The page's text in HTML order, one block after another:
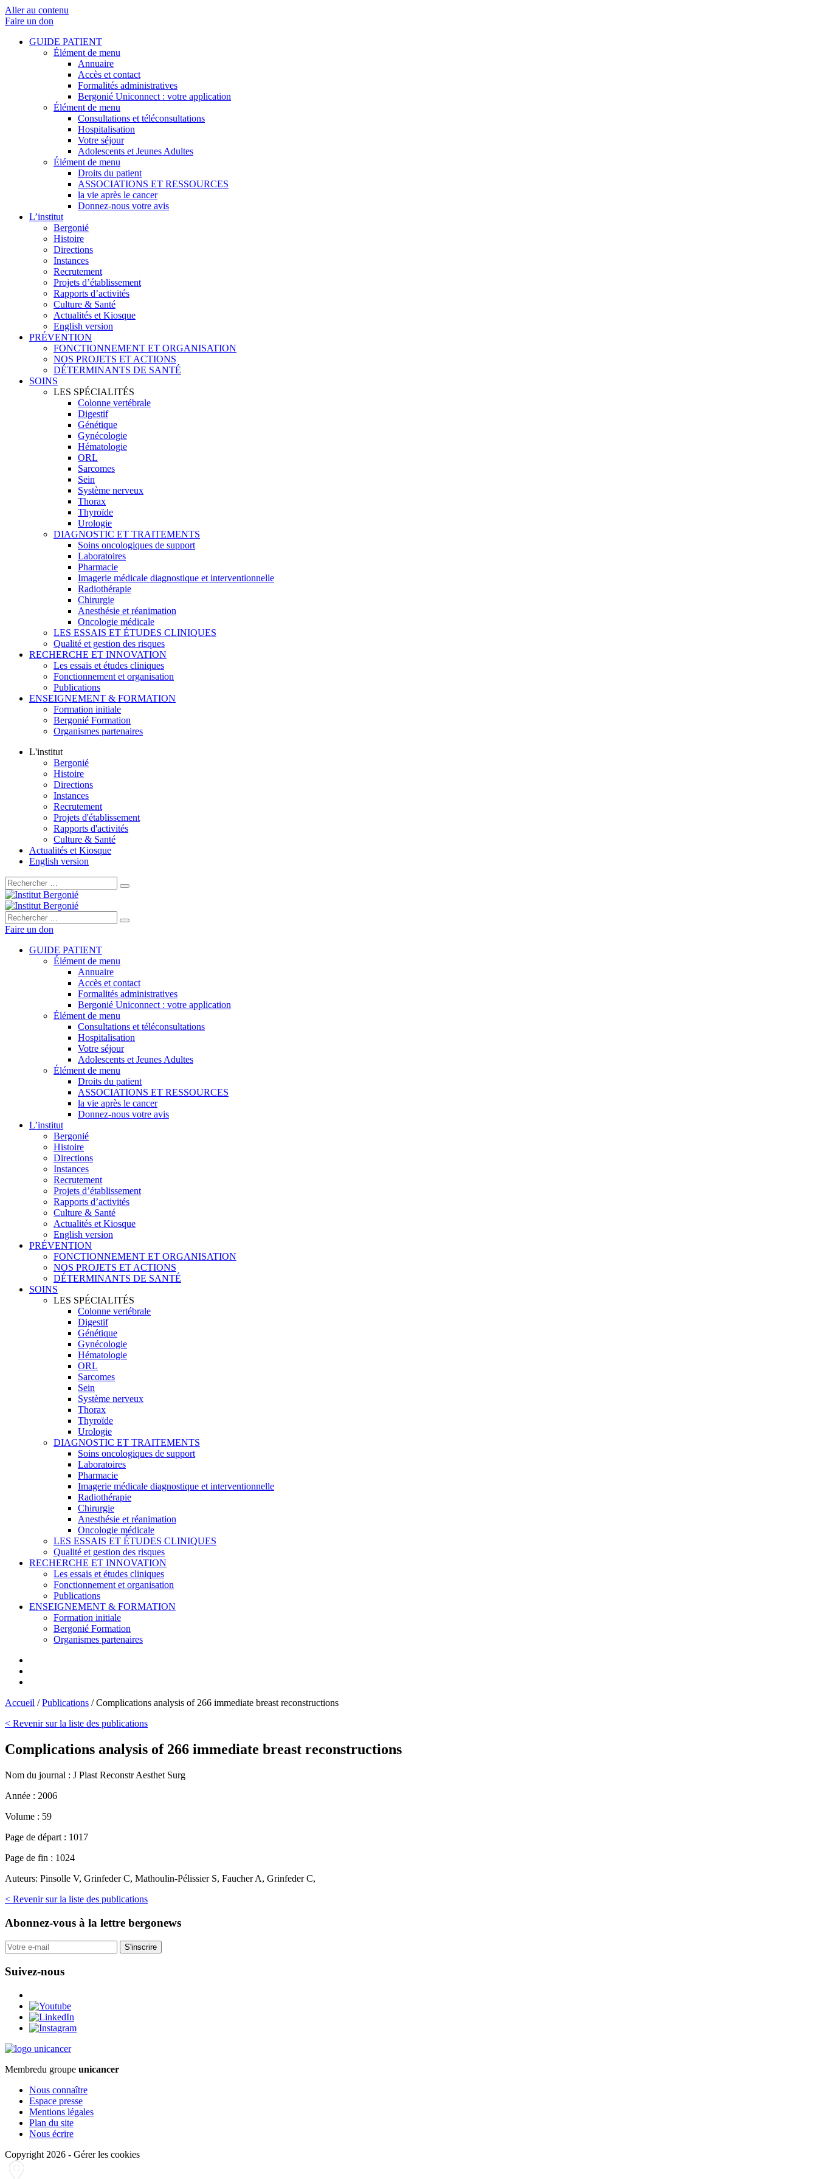
Aller au contenu
Faire un don
GUIDE PATIENT
Élément de menu
Annuaire
Accès et contact
Formalités administratives
Bergonié Uniconnect : votre application
Élément de menu
Consultations et téléconsultations
Hospitalisation
Votre séjour
Adolescents et Jeunes Adultes
Élément de menu
Droits du patient
ASSOCIATIONS ET RESSOURCES
la vie après le cancer
Donnez-nous votre avis
L’institut
Bergonié
Histoire
Directions
Instances
Recrutement
Projets d’établissement
Rapports d’activités
Culture & Santé
Actualités et Kiosque
English version
PRÉVENTION
FONCTIONNEMENT ET ORGANISATION
NOS PROJETS ET ACTIONS
DÉTERMINANTS DE SANTÉ
SOINS
LES SPÉCIALITÉS
Colonne vertébrale
Digestif
Génétique
Gynécologie
Hématologie
ORL
Sarcomes
Sein
Système nerveux
Thorax
Thyroïde
Urologie
DIAGNOSTIC ET TRAITEMENTS
Soins oncologiques de support
Laboratoires
Pharmacie
Imagerie médicale diagnostique et interventionnelle
Radiothérapie
Chirurgie
Anesthésie et réanimation
Oncologie médicale
LES ESSAIS ET ÉTUDES CLINIQUES
Qualité et gestion des risques
RECHERCHE ET INNOVATION
Les essais et études cliniques
Fonctionnement et organisation
Publications
ENSEIGNEMENT & FORMATION
Formation initiale
Bergonié Formation
Organismes partenaires
L'institut
Bergonié
Histoire
Directions
Instances
Recrutement
Projets d'établissement
Rapports d'activités
Culture & Santé
Actualités et Kiosque
English version
Rechercher :
Rechercher :
Faire un don
GUIDE PATIENT
Élément de menu
Annuaire
Accès et contact
Formalités administratives
Bergonié Uniconnect : votre application
Élément de menu
Consultations et téléconsultations
Hospitalisation
Votre séjour
Adolescents et Jeunes Adultes
Élément de menu
Droits du patient
ASSOCIATIONS ET RESSOURCES
la vie après le cancer
Donnez-nous votre avis
L’institut
Bergonié
Histoire
Directions
Instances
Recrutement
Projets d’établissement
Rapports d’activités
Culture & Santé
Actualités et Kiosque
English version
PRÉVENTION
FONCTIONNEMENT ET ORGANISATION
NOS PROJETS ET ACTIONS
DÉTERMINANTS DE SANTÉ
SOINS
LES SPÉCIALITÉS
Colonne vertébrale
Digestif
Génétique
Gynécologie
Hématologie
ORL
Sarcomes
Sein
Système nerveux
Thorax
Thyroïde
Urologie
DIAGNOSTIC ET TRAITEMENTS
Soins oncologiques de support
Laboratoires
Pharmacie
Imagerie médicale diagnostique et interventionnelle
Radiothérapie
Chirurgie
Anesthésie et réanimation
Oncologie médicale
LES ESSAIS ET ÉTUDES CLINIQUES
Qualité et gestion des risques
RECHERCHE ET INNOVATION
Les essais et études cliniques
Fonctionnement et organisation
Publications
ENSEIGNEMENT & FORMATION
Formation initiale
Bergonié Formation
Organismes partenaires
Accueil /Publications /Complications analysis of 266 immediate breast reconstructions
< Revenir sur la liste des publications
Complications analysis of 266 immediate breast reconstructions
Nom du journal : J Plast Reconstr Aesthet Surg
Année : 2006
Volume : 59
Page de départ : 1017
Page de fin : 1024
Auteurs: Pinsolle V, Grinfeder C, Mathoulin-Pélissier S, Faucher A, Grinfeder C,
< Revenir sur la liste des publications
Abonnez-vous à la lettre bergonews
S'inscrire
Suivez-nous
Membredu groupe unicancer
Nous connaître
Espace presse
Mentions légales
Plan du site
Nous écrire
Copyright 2026 - Gérer les cookies